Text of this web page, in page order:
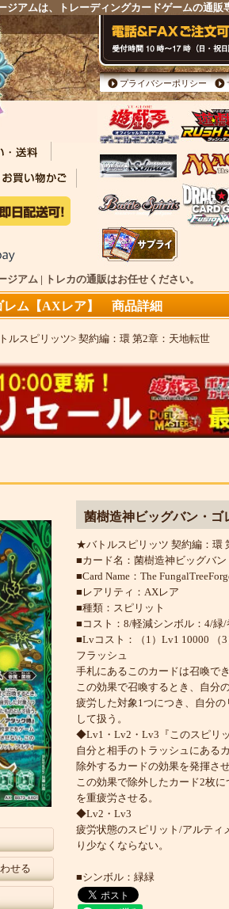
アムは、トレーディングカードゲームの通販
プライバシーポリシー
アム | トレカの通販はお任せください。
レム【AXレア】 商品詳細
ルスピリッツ> 契約編：環 第2章：天地転世
せる
菌樹造神ビッグバン・ゴ
★バトルスピリッツ 契約編：環
■カード名：菌樹造神ビッグバン
■Card Name：The
■レアリティ：AXレア
■種類：スピリット
■コスト：8/軽減シンボル：4/緑
■Lvコスト：（1）Lv1 10000 （
フラッシュ
手札にあるこのカードは召喚でき
この効果で召喚するとき、自分
疲労した対象1つにつき、自分
して扱う。
◆Lv1・Lv2・Lv3『このスピリ
自分と相手のトラッシュにある
除外するカードの効果を発揮させ
この効果で除外したカード2枚
を重疲労させる。
◆Lv2・Lv3
疲労状態のスピリット/アルティ
り少なくならない。
■シンボル：緑緑